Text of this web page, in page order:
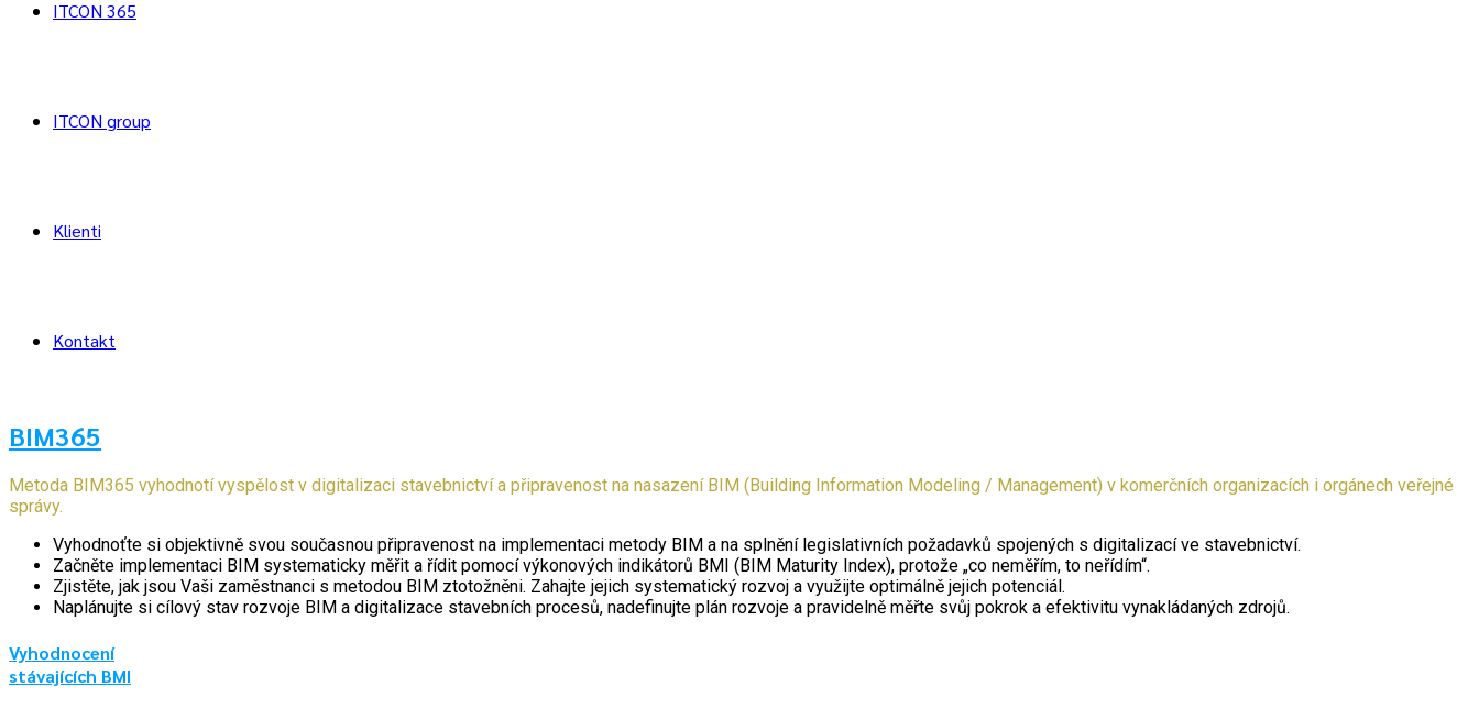
ITCON 365
ITCON group
Klienti
Kontakt
BIM365
Metoda BIM365 vyhodnotí vyspělost v digitalizaci stavebnictví a připravenost na nasazení BIM (Building Information Modeling / Management) v komerčních organizacích i orgánech veřejné
správy.
Vyhodnoťte si objektivně svou současnou připravenost na implementaci metody BIM a na splnění legislativních požadavků spojených s digitalizací ve stavebnictví.
Začněte implementaci BIM systematicky měřit a řídit pomocí výkonových indikátorů BMI (BIM Maturity Index), protože „co neměřím, to neřídím“.
Zjistěte, jak jsou Vaši zaměstnanci s metodou BIM ztotožněni. Zahajte jejich systematický rozvoj a využijte optimálně jejich potenciál.
Naplánujte si cílový stav rozvoje BIM a digitalizace stavebních procesů, nadefinujte plán rozvoje a pravidelně měřte svůj pokrok a efektivitu vynakládaných zdrojů.
Vyhodnocení
stávajících BMI